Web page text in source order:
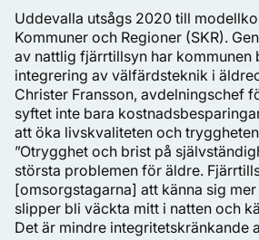
Uddevalla utsågs 2020 till
Kommuner och Regioner (SKR).
av nattlig fjärrtillsyn har
integrering av välfärdsteknik i
Christer Fransson, avdelningschef
syftet inte bara
att öka livskvaliteten och
”Otrygghet och brist på
största problemen för äldre.
[omsorgstagarna] att känna sig
slipper bli väckta mitt i natten och
Det är mindre integritetskränkande